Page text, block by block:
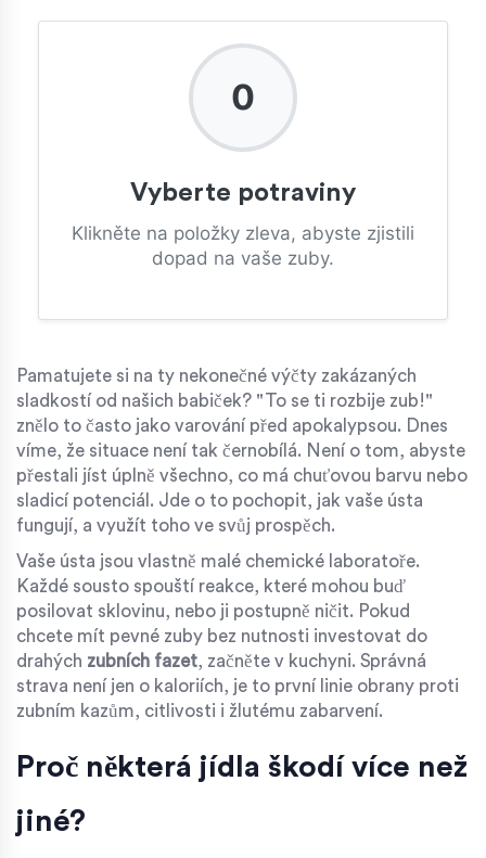
0
Vyberte potraviny
Klikněte na položky zleva, abyste zjistili
dopad na vaše zuby.
Pamatujete si na ty nekonečné výčty zakázaných
sladkostí od našich babiček? "To se ti rozbije zub!"
znělo to často jako varování před apokalypsou. Dnes
víme, že situace není tak černobílá. Není o tom, abyste
přestali jíst úplně všechno, co má chuťovou barvu nebo
sladicí potenciál. Jde o to pochopit, jak vaše ústa
fungují, a využít toho ve svůj prospěch.
Vaše ústa jsou vlastně malé chemické laboratoře.
Každé sousto spouští reakce, které mohou buď
posilovat sklovinu, nebo ji postupně ničit. Pokud
chcete mít pevné zuby bez nutnosti investovat do
drahých zubních fazet, začněte v kuchyni. Správná
strava není jen o kaloriích, je to první linie obrany proti
zubním kazům, citlivosti i žlutému zabarvení.
Proč některá jídla škodí více než
jiné?